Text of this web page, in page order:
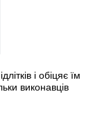
і обіцяє їм
виконавців